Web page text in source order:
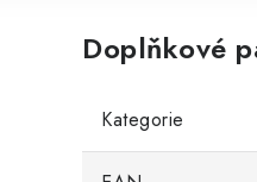
Doplňkové
Kategorie